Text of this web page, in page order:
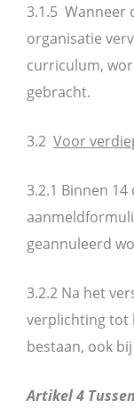
3.1.5 Wanneer
organisatie
curriculum,
gebracht.
3.2 Voor
3.2.1 Binnen
geannuleerd
3.2.2 Na het
verplichting tot
bestaan, ook
Artikel 4